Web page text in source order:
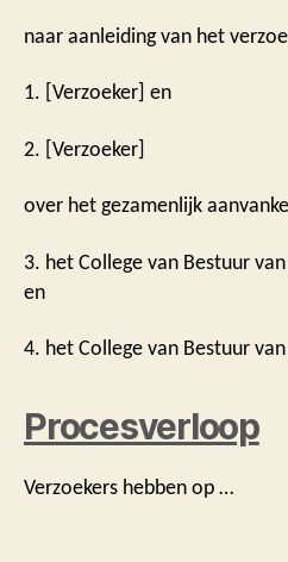
naar aanleiding van het
1. [Verzoeker] en
2. [Verzoeker]
over het gezamenlijk
3. het College van Bestuur
en
4. het College van Bestuur
Procesverloop
Verzoekers hebben op …